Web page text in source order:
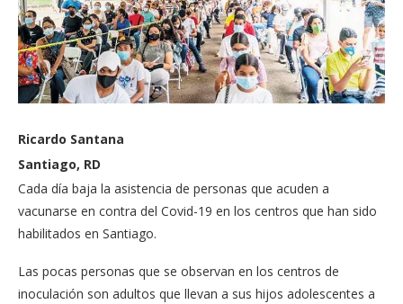
Ricardo Santana
Santiago, RD
Cada día baja la asistencia de personas que acuden a
vacunarse en contra del Covid-19 en los centros que han sido
habilitados en Santiago.
Las pocas personas que se observan en los centros de
inoculación son adultos que llevan a sus hijos adolescentes a